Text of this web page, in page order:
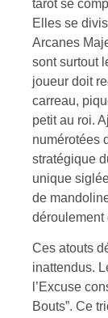
tarot se
Elles se
Arcanes
sont surtout
joueur doit
carreau,
petit au roi.
numérotées
stratégique
unique
de
déroulement
Ces atouts
inattendus.
l’Excuse
Bouts”. Ce